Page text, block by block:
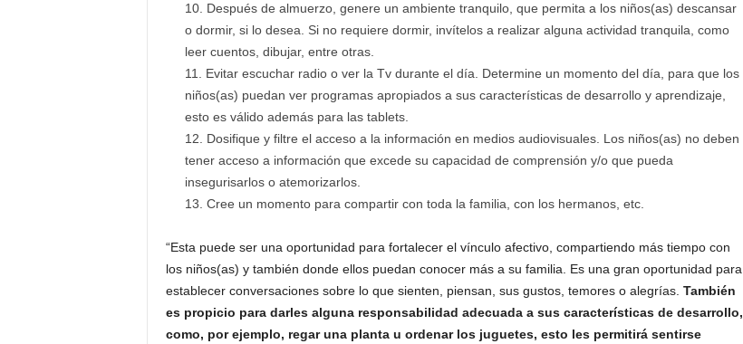
Después de almuerzo, genere un ambiente tranquilo, que permita a los niños(as) descansar
o dormir, si lo desea. Si no requiere dormir, invítelos a realizar alguna actividad tranquila, como
leer cuentos, dibujar, entre otras.
Evitar escuchar radio o ver la Tv durante el día. Determine un momento del día, para que los
niños(as) puedan ver programas apropiados a sus características de desarrollo y aprendizaje,
esto es válido además para las tablets.
Dosifique y filtre el acceso a la información en medios audiovisuales. Los niños(as) no deben
tener acceso a información que excede su capacidad de comprensión y/o que pueda
insegurisarlos o atemorizarlos.
Cree un momento para compartir con toda la familia, con los hermanos, etc.
“Esta puede ser una oportunidad para fortalecer el vínculo afectivo, compartiendo más tiempo con
los niños(as) y también donde ellos puedan conocer más a su familia. Es una gran oportunidad para
establecer conversaciones sobre lo que sienten, piensan, sus gustos, temores o alegrías. También
es propicio para darles alguna responsabilidad adecuada a sus características de desarrollo,
como, por ejemplo, regar una planta u ordenar los juguetes, esto les permitirá sentirse